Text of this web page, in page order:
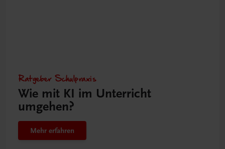
Ratgeber Schulpraxis
Wie mit KI im Unterricht
umgehen?
Mehr erfahren